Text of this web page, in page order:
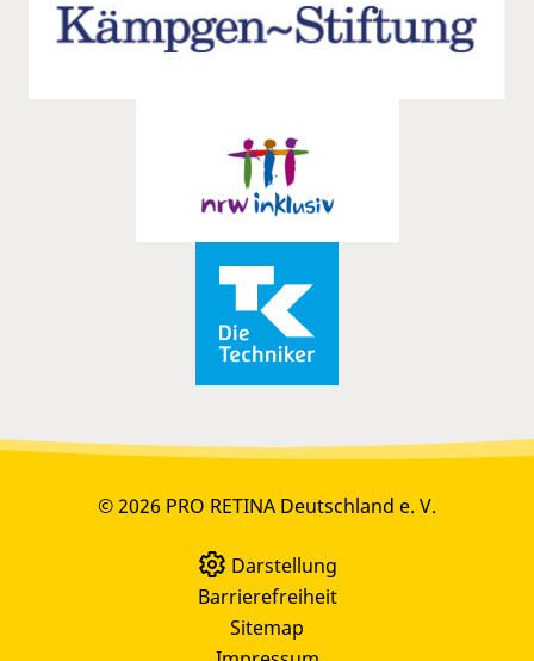
© 2026 PRO RETINA Deutschland e. V.
Darstellung
Barrierefreiheit
Sitemap